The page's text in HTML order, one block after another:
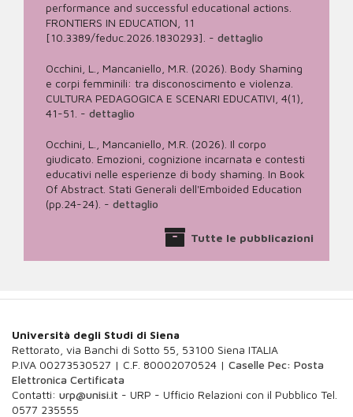
performance and successful educational actions.
FRONTIERS IN EDUCATION, 11
[10.3389/feduc.2026.1830293]. - dettaglio
Occhini, L., Mancaniello, M.R. (2026). Body Shaming
e corpi femminili: tra disconoscimento e violenza.
CULTURA PEDAGOGICA E SCENARI EDUCATIVI, 4(1),
41-51. - dettaglio
Occhini, L., Mancaniello, M.R. (2026). Il corpo
giudicato. Emozioni, cognizione incarnata e contesti
educativi nelle esperienze di body shaming. In Book
Of Abstract. Stati Generali dell'Emboided Education
(pp.24-24). - dettaglio
Tutte le pubblicazioni
Università degli Studi di Siena
Rettorato, via Banchi di Sotto 55, 53100 Siena ITALIA
P.IVA 00273530527 | C.F. 80002070524 | Caselle Pec: Posta
Elettronica Certificata
Contatti: urp@unisi.it - URP - Ufficio Relazioni con il Pubblico Tel.
0577 235555